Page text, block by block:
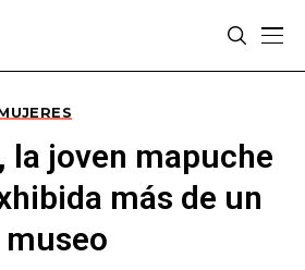
la joven mapuche
más de un